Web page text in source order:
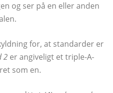
og ser på en eller anden
for, at standarder er
2 er angiveligt et triple-A-
som en.